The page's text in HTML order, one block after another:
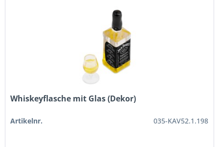
Whiskeyflasche mit Glas (Dekor)
Artikelnr. 035-KAV52.1.198